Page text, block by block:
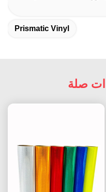
Prismatic Vinyl
صلة